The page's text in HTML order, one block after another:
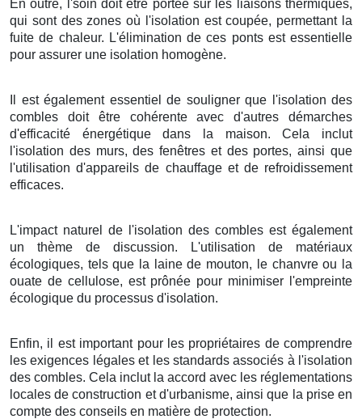
En outre, l'soin doit être portée sur les liaisons thermiques,
qui sont des zones où l'isolation est coupée, permettant la
fuite de chaleur. L'élimination de ces ponts est essentielle
pour assurer une isolation homogène.
Il est également essentiel de souligner que l'isolation des
combles doit être cohérente avec d'autres démarches
d'efficacité énergétique dans la maison. Cela inclut
l'isolation des murs, des fenêtres et des portes, ainsi que
l'utilisation d'appareils de chauffage et de refroidissement
efficaces.
L'impact naturel de l'isolation des combles est également
un thème de discussion. L'utilisation de matériaux
écologiques, tels que la laine de mouton, le chanvre ou la
ouate de cellulose, est prônée pour minimiser l'empreinte
écologique du processus d'isolation.
Enfin, il est important pour les propriétaires de comprendre
les exigences légales et les standards associés à l'isolation
des combles. Cela inclut la accord avec les réglementations
locales de construction et d'urbanisme, ainsi que la prise en
compte des conseils en matière de protection.